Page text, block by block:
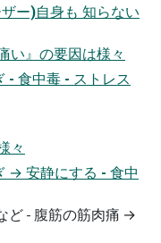
ー)自身も 知らない
い』の要因は様々
- 食中毒 - ストレス
々
→ 安静にする - 食中
ど - 腹筋の筋肉痛 →